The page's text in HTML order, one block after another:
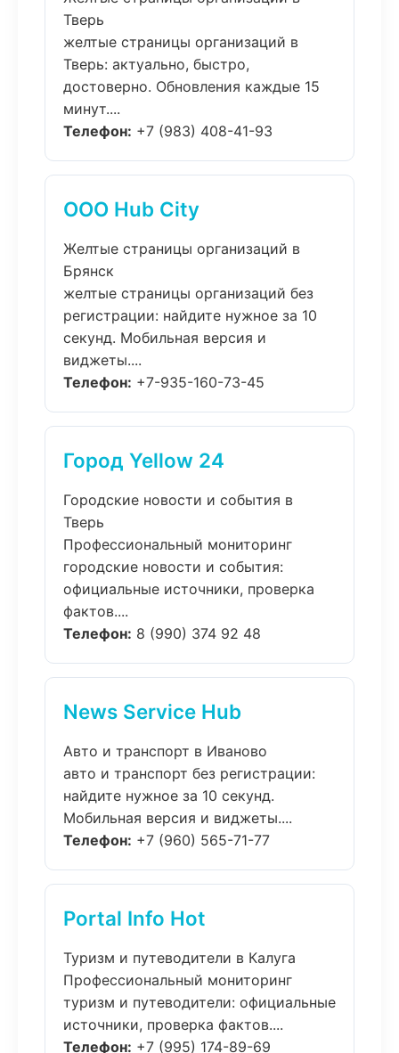
Тверь
желтые страницы организаций в
Тверь: актуально, быстро,
достоверно. Обновления каждые 15
минут....
Телефон: +7 (983) 408-41-93
ООО Hub City
Желтые страницы организаций в
Брянск
желтые страницы организаций без
регистрации: найдите нужное за 10
секунд. Мобильная версия и
виджеты....
Телефон: +7-935-160-73-45
Город Yellow 24
Городские новости и события в
Тверь
Профессиональный мониторинг
городские новости и события:
официальные источники, проверка
фактов....
Телефон: 8 (990) 374 92 48
News Service Hub
Авто и транспорт в Иваново
авто и транспорт без регистрации:
найдите нужное за 10 секунд.
Мобильная версия и виджеты....
Телефон: +7 (960) 565-71-77
Portal Info Hot
Туризм и путеводители в Калуга
Профессиональный мониторинг
туризм и путеводители: официальные
источники, проверка фактов....
Телефон: +7 (995) 174-89-69